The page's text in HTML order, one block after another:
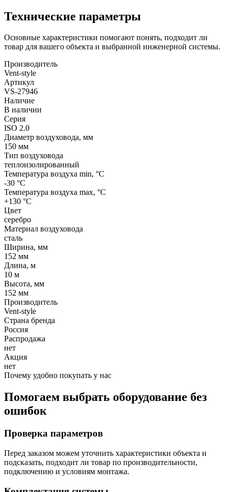
Технические параметры
Основные характеристики помогают понять, подходит ли
товар для вашего объекта и выбранной инженерной системы.
Производитель
Vent-style
Артикул
VS-27946
Наличие
В наличии
Серия
ISO 2.0
Диаметр воздуховода, мм
150 мм
Тип воздуховода
теплоизолированный
Температура воздуха min, °С
-30 °С
Температура воздуха max, °С
+130 °С
Цвет
серебро
Материал воздуховода
сталь
Ширина, мм
152 мм
Длина, м
10 м
Высота, мм
152 мм
Производитель
Vent-style
Страна бренда
Россия
Распродажа
нет
Акция
нет
Почему удобно покупать у нас
Помогаем выбрать оборудование без
ошибок
Проверка параметров
Перед заказом можем уточнить характеристики объекта и
подсказать, подходит ли товар по производительности,
подключению и условиям монтажа.